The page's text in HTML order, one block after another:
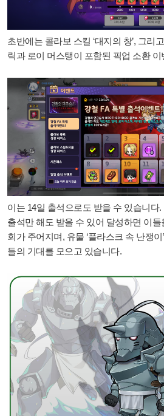
초반에는 콜라보 스킬 ‘대지의 창’, 그리
릭과 로이 머스탱이 포함된 픽업 소환
이는 14일 출석으로도 받을 수 있습니다.
출석만 해도 받을 수 있어 달성하면 이들
회가 주어지며, 유물 ‘플라스크 속 난쟁
들의 기대를 모으고 있습니다.